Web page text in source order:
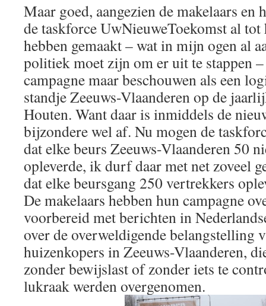
Maar goed, aangezien de makelaars en
de taskforce UwNieuweToekomst al tot
hebben gemaakt – wat in mijn ogen al
politiek moet zijn om er uit te stappen
campagne maar beschouwen als een
standje Zeeuws-Vlaanderen op de
Houten. Want daar is inmiddels de
bijzondere wel af. Nu mogen de
dat elke beurs Zeeuws-Vlaanderen 50
opleverde, ik durf daar met net zoveel
dat elke beursgang 250 vertrekkers
De makelaars hebben hun campagne
voorbereid met berichten in
over de overweldigende belangstelling
huizenkopers in Zeeuws-Vlaanderen,
zonder bewijslast of zonder iets te
lukraak werden overgenomen.